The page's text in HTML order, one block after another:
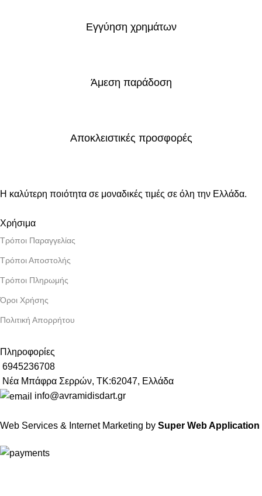
Εγγύηση χρημάτων
Άμεση παράδοση
Αποκλειστικές προσφορές
Η καλύτερη ποιότητα σε μοναδικές τιμές σε όλη την Ελλάδα.
Χρήσιμα
Τρόποι Παραγγελίας
Τρόποι Αποστολής
Τρόποι Πληρωμής
Όροι Χρήσης
Πολιτική Απορρήτου
Πληροφορίες
6945236708
Νέα Μπάφρα Σερρών, ΤΚ:62047, Ελλάδα
info@avramidisdart.gr
Web Services & Internet Marketing by Super Web Application